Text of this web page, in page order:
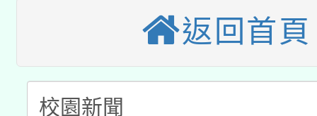
暨閱讀推動專業研習
科技賦能─人工智慧
礎課程
A3數位素養講師名單
「數位內容與教學軟體
返回首頁